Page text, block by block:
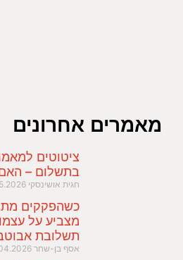
מאמרים אחרונים
ציטוטים
בתשלום –
חגית אושינסקי
כשהפקקים
מצביע על
תשלובת
אסף בן-שחר